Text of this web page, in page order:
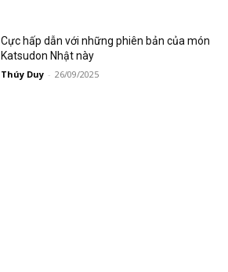
Cực hấp dẫn với những phiên bản của món
Katsudon Nhật này
Thúy Duy - 26/09/2025